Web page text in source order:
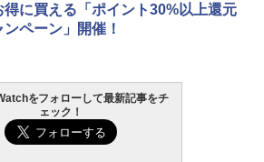
得に買える「ポイント30%以上還元
ンペーン」開催！
をフォローして最新記事をチ
ェック！